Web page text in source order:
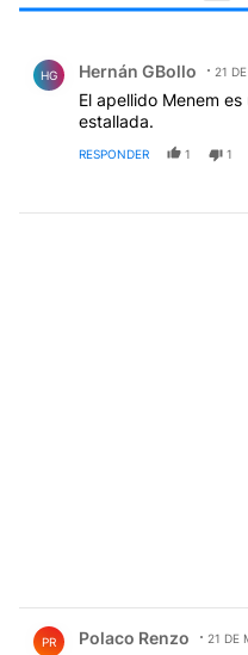
HG Hernán GBollo 21
El apellido Menem
estallada.
RESPONDER 1 1
PR Polaco Renzo 21 DE